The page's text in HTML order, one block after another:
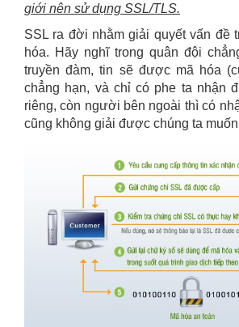
giới nên sử dụng SSL/TLS.
SSL ra đời nhằm giải quyết vấn đề
hóa. Hãy nghĩ trong quân đội
truyền đàm, tin sẽ được mã hóa
chẳng hạn, và chỉ có phe ta nhận
riêng, còn người bên ngoài thì có
cũng không giải được chúng ta